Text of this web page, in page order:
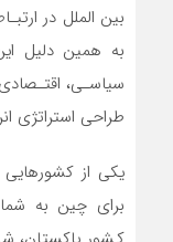
بین الملل در
به همین دلیل
سیاسـی،
طراحی استراتژی
یکی از
برای چین به